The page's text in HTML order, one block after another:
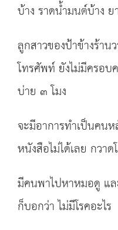
บ้าง ราดน้ำมนต์บ้าง
ลูกสาวของป้าข้างร้า
โทรศัพท์ ยังไม่มีครอ
บ่าย ๓ โมง
จะมีอาการทำเป็นคน
หนังสือไม่ได้เลย กวา
มีคนพาไปหาหมอดู แล
ก็บอกว่า ไม่มีโรคอะไร